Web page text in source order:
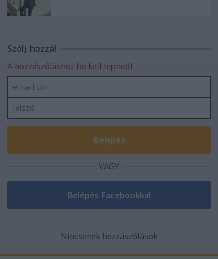
Szólj hozzá!
A hozzászóláshoz be kell lépned!
VAGY
Nincsenek hozzászólások